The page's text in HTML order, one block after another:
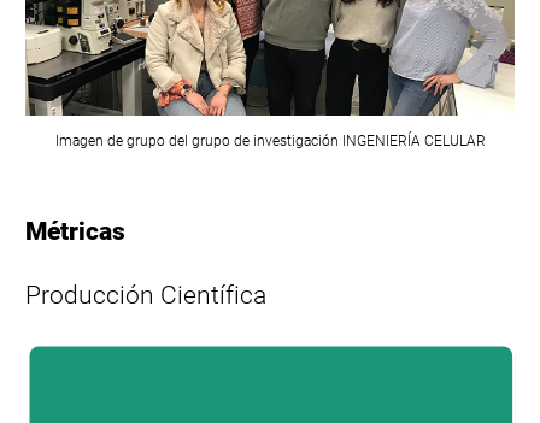
Imagen de grupo del grupo de investigación INGENIERÍA CELULAR
Métricas
Producción Científica
L